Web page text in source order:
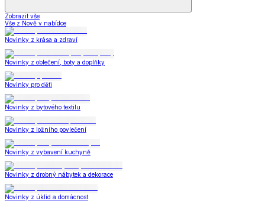
Zobrazit vše
Vše z Nově v nabídce
Novinky z krása a zdraví
Novinky z oblečení, boty a doplňky
Novinky pro děti
Novinky z bytového textilu
Novinky z ložního povlečení
Novinky z vybavení kuchyně
Novinky z drobný nábytek a dekorace
Novinky z úklid a domácnost